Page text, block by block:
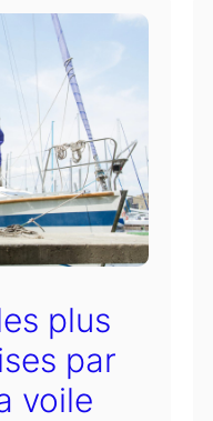
plus
par
voile